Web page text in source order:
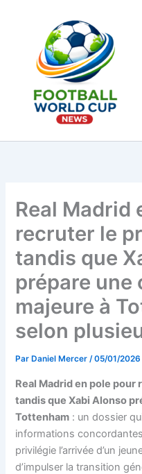
Real Madrid
recruter le
tandis que
prépare une
majeure à
selon
Par Daniel Mercer/05/01/2026
Real Madrid en pole
tandis que Xabi Alonso
Tottenham : un dossier
informations
privilégie l’arrivée d’un
d’impulser la transition